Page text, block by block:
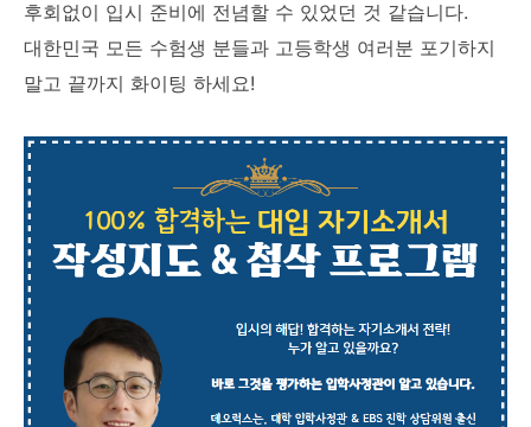
후회없이 입시 준비에 전념할 수 있었던 것 같습니다.
대한민국 모든 수험생 분들과 고등학생 여러분 포기하지
말고 끝까지 화이팅 하세요!